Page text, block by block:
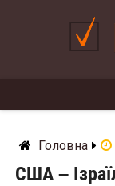
Головна
США –